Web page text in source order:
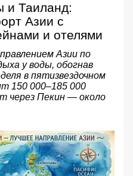
и Таиланд:
Азии с
и отелями
Азии по
у воды, обогнав
в пятизвездочном
150 000–185 000
через Пекин — около